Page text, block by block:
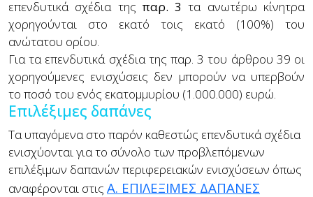
επενδυτικά σχέδια της παρ. 3τα ανωτέρω κίνητρα
χορηγούνται στο εκατό τοις εκατό (100%) του
ανώτατου ορίου.
Για τα επενδυτικά σχέδια της παρ. 3 του άρθρου 39 οι
χορηγούμενες ενισχύσεις δεν μπορούν να υπερβούν
το ποσό του ενός εκατομμυρίου (1.000.000) ευρώ.
Επιλέξιμες δαπάνες
Τα υπαγόμενα στο παρόν καθεστώς επενδυτικά σχέδια
ενισχύονται για το σύνολο των προβλεπόμενων
επιλέξιμων δαπανών περιφερειακών ενισχύσεων όπως
αναφέρονται στις A. ΕΠΙΛΕΞΙΜΕΣ ΔΑΠΑΝΕΣ